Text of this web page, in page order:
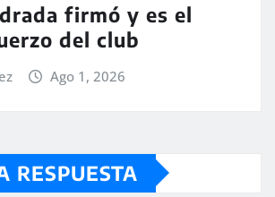
firmó y es el
del club
Ago 1, 2026
RESPUESTA